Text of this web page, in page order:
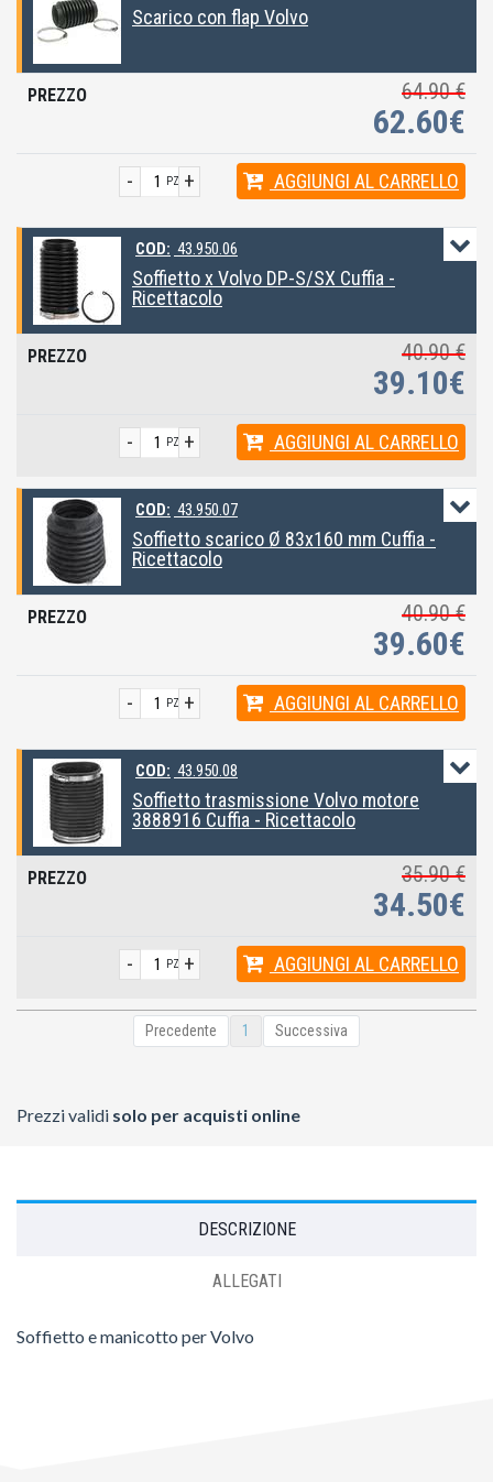
Scarico con flap Volvo
64.90 €
62.60€
+
- PZ AGGIUNGI AL CARRELLO
COD: 43.950.06
Soffietto x Volvo DP-S/SX Cuffia -
Ricettacolo
40.90 €
39.10€
+
- PZ AGGIUNGI AL CARRELLO
COD: 43.950.07
Soffietto scarico Ø 83x160 mm Cuffia -
Ricettacolo
40.90 €
39.60€
+
- PZ AGGIUNGI AL CARRELLO
COD: 43.950.08
Soffietto trasmissione Volvo motore
3888916 Cuffia - Ricettacolo
35.90 €
34.50€
+
- PZ AGGIUNGI AL CARRELLO
Precedente 1 Successiva
Prezzi validi solo per acquisti online
DESCRIZIONE
ALLEGATI
Soffietto e manicotto per Volvo